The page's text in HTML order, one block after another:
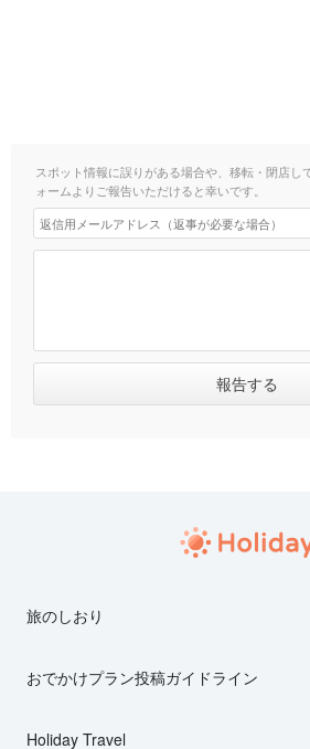
スポット情報に誤りがある場合や、移転・閉店し
ォームよりご報告いただけると幸いです。
旅のしおり
おでかけプラン投稿ガイドライン
Holiday Travel